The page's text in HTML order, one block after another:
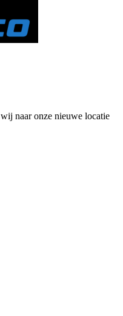
naar onze nieuwe locatie